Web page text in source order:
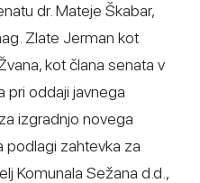
dr. Mateje Škabar,
Zlate Jerman kot
kot člana senata v
pri oddaji javnega
izgradnjo novega
podlagi zahtevka za
Komunala Sežana d.d.,